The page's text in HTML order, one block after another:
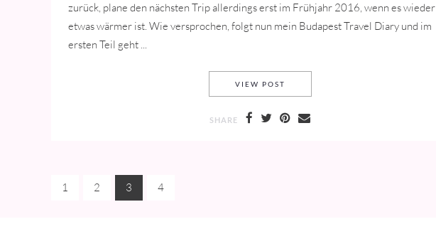
zurück, plane den nächsten Trip allerdings erst im Frühjahr 2016, wenn es wieder
etwas wärmer ist. Wie versprochen, folgt nun mein Budapest Travel Diary und im
ersten Teil geht ...
VIEW POST
SHARE
1 2 3 4